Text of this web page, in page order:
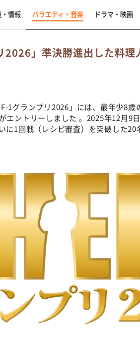
情報 バラエティ・音楽 ドラマ・映画
2026」準決勝進出した料
1グランプリ2026」には、最年少8歳
エントリーしました 。2025年12月9
に1回戦（レシピ審査）を突破した